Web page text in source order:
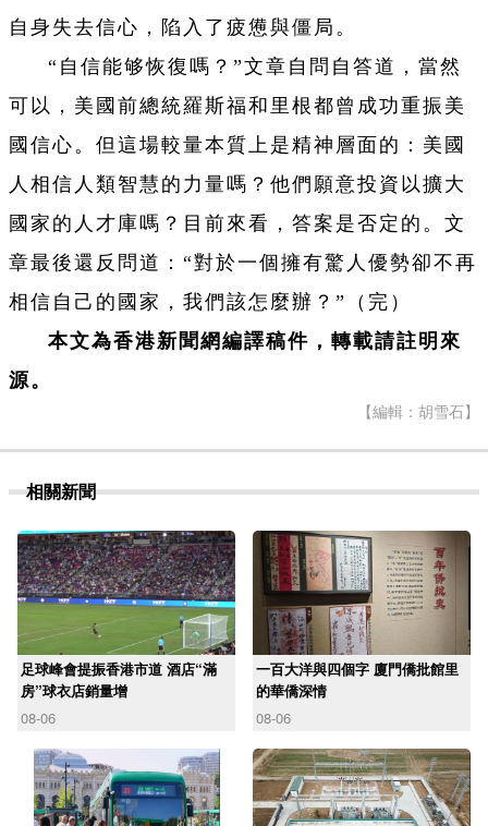
自身失去信心，陷入了疲憊與僵局。
“自信能够恢復嗎？”文章自問自答道，當然
可以，美國前總統羅斯福和里根都曾成功重振美
國信心。但這場較量本質上是精神層面的：美國
人相信人類智慧的力量嗎？他們願意投資以擴大
國家的人才庫嗎？目前來看，答案是否定的。文
章最後還反問道：“對於一個擁有驚人優勢卻不再
相信自己的國家，我們該怎麼辦？”（完）
本文為香港新聞網編譯稿件，轉載請註明來
源。
【編輯：胡雪石】
相關新聞
足球峰會提振香港市道 酒店“滿
房”球衣店銷量增
08-06
一百大洋與四個字 廈門僑批館里
的華僑深情
08-06